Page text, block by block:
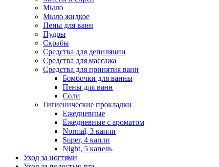
Мыло
Мыло жидкое
Пены для ванн
Пудры
Скрабы
Средства для депиляции
Средства для массажа
Средства для принятия ванн
Бомбочки для ванны
Пены для ванн
Соли
Гигиенические прокладки
Ежедневные
Ежедневные с ароматом
Normal, 3 капли
Super, 4 капли
Night, 5 капель
Уход за ногтями